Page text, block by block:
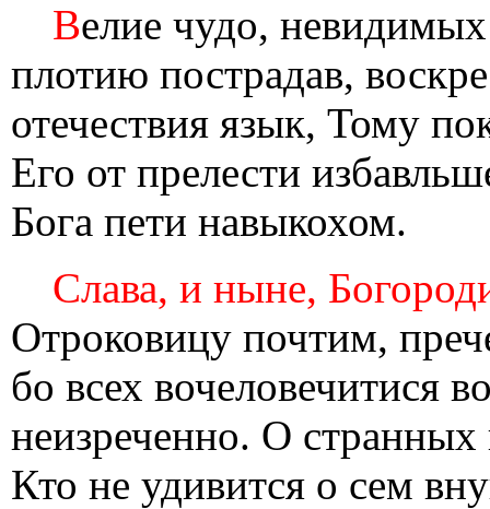
Велие чудо,
плотию пострадав,
отечествия язык, Тому
Его от прелести
Бога пети навыкохом.
Слава, и ныне,
Отроковицу почтим,
бо всех вочеловечитися
неизреченно. О
Кто не удивится о сем